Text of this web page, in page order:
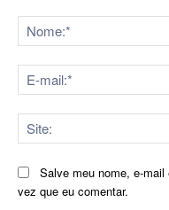
Salve meu nome, e-
vez que eu comentar.